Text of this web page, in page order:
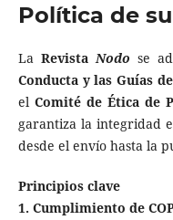
Política de
La Revista Nodo se
Conducta y las Guías
el Comité de Ética de
garantiza la integridad
desde el envío hasta la
Principios clave
1. Cumplimiento de